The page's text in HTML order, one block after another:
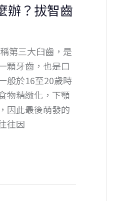
辦？拔智齒
第三大臼齒，是
顆牙齒，也是口
般於16至20歲時
物精緻化，下顎
因此最後萌發的
往因